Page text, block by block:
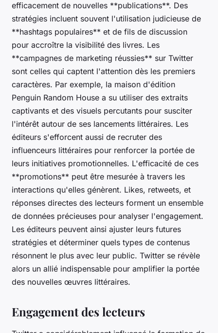
efficacement de nouvelles **publications**. Des
stratégies incluent souvent l'utilisation judicieuse de
**hashtags populaires** et de fils de discussion
pour accroître la visibilité des livres. Les
**campagnes de marketing réussies** sur Twitter
sont celles qui captent l'attention dès les premiers
caractères. Par exemple, la maison d'édition
Penguin Random House a su utiliser des extraits
captivants et des visuels percutants pour susciter
l'intérêt autour de ses lancements littéraires. Les
éditeurs s'efforcent aussi de recruter des
influenceurs littéraires pour renforcer la portée de
leurs initiatives promotionnelles. L'efficacité de ces
**promotions** peut être mesurée à travers les
interactions qu'elles génèrent. Likes, retweets, et
réponses directes des lecteurs forment un ensemble
de données précieuses pour analyser l'engagement.
Les éditeurs peuvent ainsi ajuster leurs futures
stratégies et déterminer quels types de contenus
résonnent le plus avec leur public. Twitter se révèle
alors un allié indispensable pour amplifier la portée
des nouvelles œuvres littéraires.
Engagement des lecteurs